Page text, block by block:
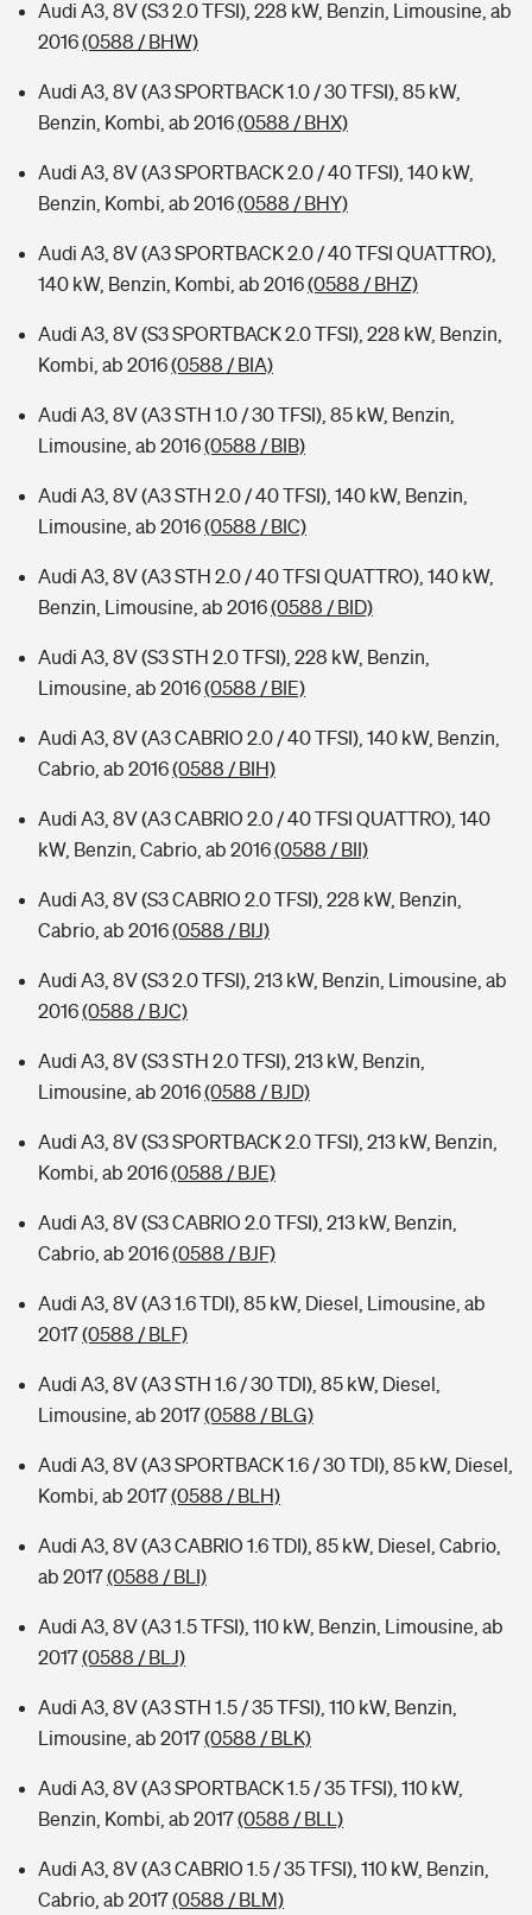
Audi A3, 8V (S3 2.0 TFSI), 228 kW, Benzin, Limousine, ab
2016(0588 / BHW)
Audi A3, 8V (A3 SPORTBACK 1.0 / 30 TFSI), 85 kW,
Benzin, Kombi, ab 2016(0588 / BHX)
Audi A3, 8V (A3 SPORTBACK 2.0 / 40 TFSI), 140 kW,
Benzin, Kombi, ab 2016(0588 / BHY)
Audi A3, 8V (A3 SPORTBACK 2.0 / 40 TFSI QUATTRO),
140 kW, Benzin, Kombi, ab 2016(0588 / BHZ)
Audi A3, 8V (S3 SPORTBACK 2.0 TFSI), 228 kW, Benzin,
Kombi, ab 2016(0588 / BIA)
Audi A3, 8V (A3 STH 1.0 / 30 TFSI), 85 kW, Benzin,
Limousine, ab 2016(0588 / BIB)
Audi A3, 8V (A3 STH 2.0 / 40 TFSI), 140 kW, Benzin,
Limousine, ab 2016(0588 / BIC)
Audi A3, 8V (A3 STH 2.0 / 40 TFSI QUATTRO), 140 kW,
Benzin, Limousine, ab 2016(0588 / BID)
Audi A3, 8V (S3 STH 2.0 TFSI), 228 kW, Benzin,
Limousine, ab 2016(0588 / BIE)
Audi A3, 8V (A3 CABRIO 2.0 / 40 TFSI), 140 kW, Benzin,
Cabrio, ab 2016(0588 / BIH)
Audi A3, 8V (A3 CABRIO 2.0 / 40 TFSI QUATTRO), 140
kW, Benzin, Cabrio, ab 2016(0588 / BII)
Audi A3, 8V (S3 CABRIO 2.0 TFSI), 228 kW, Benzin,
Cabrio, ab 2016(0588 / BIJ)
Audi A3, 8V (S3 2.0 TFSI), 213 kW, Benzin, Limousine, ab
2016(0588 / BJC)
Audi A3, 8V (S3 STH 2.0 TFSI), 213 kW, Benzin,
Limousine, ab 2016(0588 / BJD)
Audi A3, 8V (S3 SPORTBACK 2.0 TFSI), 213 kW, Benzin,
Kombi, ab 2016(0588 / BJE)
Audi A3, 8V (S3 CABRIO 2.0 TFSI), 213 kW, Benzin,
Cabrio, ab 2016(0588 / BJF)
Audi A3, 8V (A3 1.6 TDI), 85 kW, Diesel, Limousine, ab
2017(0588 / BLF)
Audi A3, 8V (A3 STH 1.6 / 30 TDI), 85 kW, Diesel,
Limousine, ab 2017(0588 / BLG)
Audi A3, 8V (A3 SPORTBACK 1.6 / 30 TDI), 85 kW, Diesel,
Kombi, ab 2017(0588 / BLH)
Audi A3, 8V (A3 CABRIO 1.6 TDI), 85 kW, Diesel, Cabrio,
ab 2017(0588 / BLI)
Audi A3, 8V (A3 1.5 TFSI), 110 kW, Benzin, Limousine, ab
2017(0588 / BLJ)
Audi A3, 8V (A3 STH 1.5 / 35 TFSI), 110 kW, Benzin,
Limousine, ab 2017(0588 / BLK)
Audi A3, 8V (A3 SPORTBACK 1.5 / 35 TFSI), 110 kW,
Benzin, Kombi, ab 2017(0588 / BLL)
Audi A3, 8V (A3 CABRIO 1.5 / 35 TFSI), 110 kW, Benzin,
Cabrio, ab 2017(0588 / BLM)